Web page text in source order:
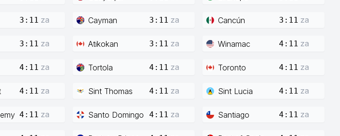
3:11 za Cayman 3:11 za Cancún 3:11 za
3:11 za Atikokan 3:11 za Winamac 4:11 za
4:11 za Tortola 4:11 za Toronto 4:11 za
4:11 za Sint Thomas 4:11 za Sint Lucia 4:11 za
4:11 za Santo Domingo 4:11 za Santiago 4:11 za